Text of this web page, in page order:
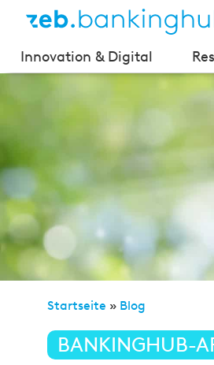
Innovation & Digital
Startseite » Blog
BANKINGHUB-